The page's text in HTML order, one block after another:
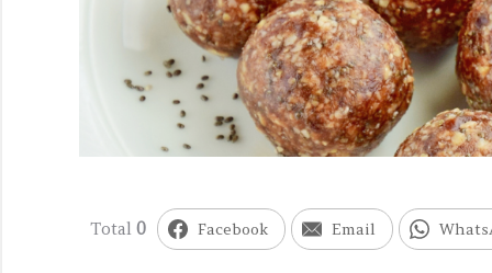
Total 0 Facebook Email